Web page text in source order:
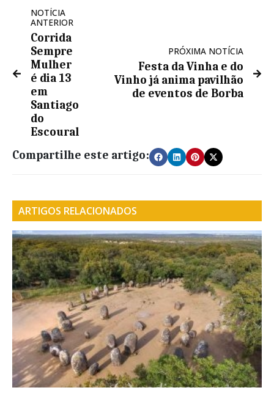
NOTÍCIA
ANTERIOR
Corrida
Sempre
Mulher
é dia 13
em
Santiago
do
Escoural
PRÓXIMA NOTÍCIA
Festa da Vinha e do
Vinho já anima pavilhão
de eventos de Borba
Compartilhe este artigo:
ARTIGOS RELACIONADOS